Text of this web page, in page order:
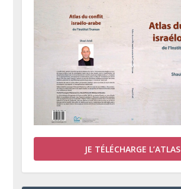
JE TÉLÉCHARGE L’ATLAS